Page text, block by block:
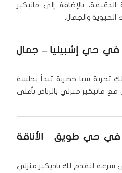
بالإضافة إلى مانيكير
الحيوية والجمال.
في حي إشبيليا – جمال
تجربة سبا حصرية تبدأ بجلسة
مع مانيكير منزلي بالرياض بأعلى
في حي طويق– الأناقة
لنقدم لك باديكير منزلي